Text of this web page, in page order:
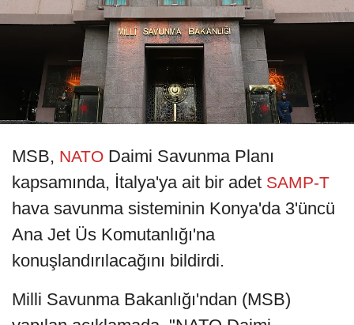
MSB, NATO Daimi Savunma Planı
kapsamında, İtalya'ya ait bir adet SAMP-T
hava savunma sisteminin Konya'da 3'üncü
Ana Jet Üs Komutanlığı'na
konuşlandırılacağını bildirdi.
Milli Savunma Bakanlığı'ndan (MSB)